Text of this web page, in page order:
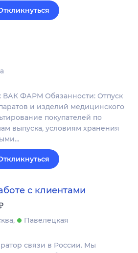
ВАК ФАРМ Обязанности: Отпуск
и изделий медицинского
покупателей по
выпуска, условиям хранения
с клиентами
Павелецкая
связи в России. Мы